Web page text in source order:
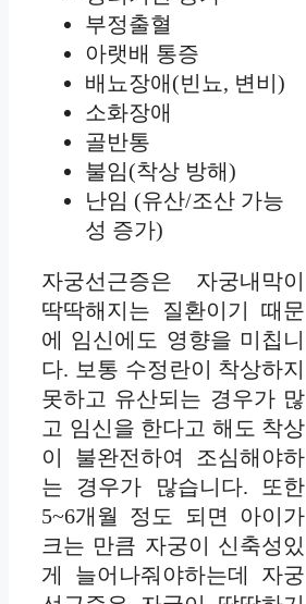
부정출혈
아랫배 통증
배뇨장애(빈뇨, 변비)
소화장애
골반통
불임(착상 방해)
난임 (유산/조산 가능
성 증가)
자궁선근증은 자궁내막이
딱딱해지는 질환이기 때문
에 임신에도 영향을 미칩니
다. 보통 수정란이 착상하지
못하고 유산되는 경우가 많
고 임신을 한다고 해도 착상
이 불완전하여 조심해야하
는 경우가 많습니다. 또한
5~6개월 정도 되면 아이가
크는 만큼 자궁이 신축성있
게 늘어나줘야하는데 자궁